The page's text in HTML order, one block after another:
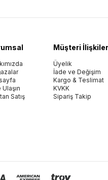
Satış
Müşteri
Üyelik
İade ve Değişim
Kargo & Teslimat
KVKK
Sipariş Takip